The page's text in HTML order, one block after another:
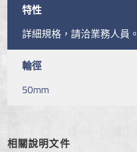
特性
詳細規格，請洽業務人員。
輪徑
50mm
相關說明文件